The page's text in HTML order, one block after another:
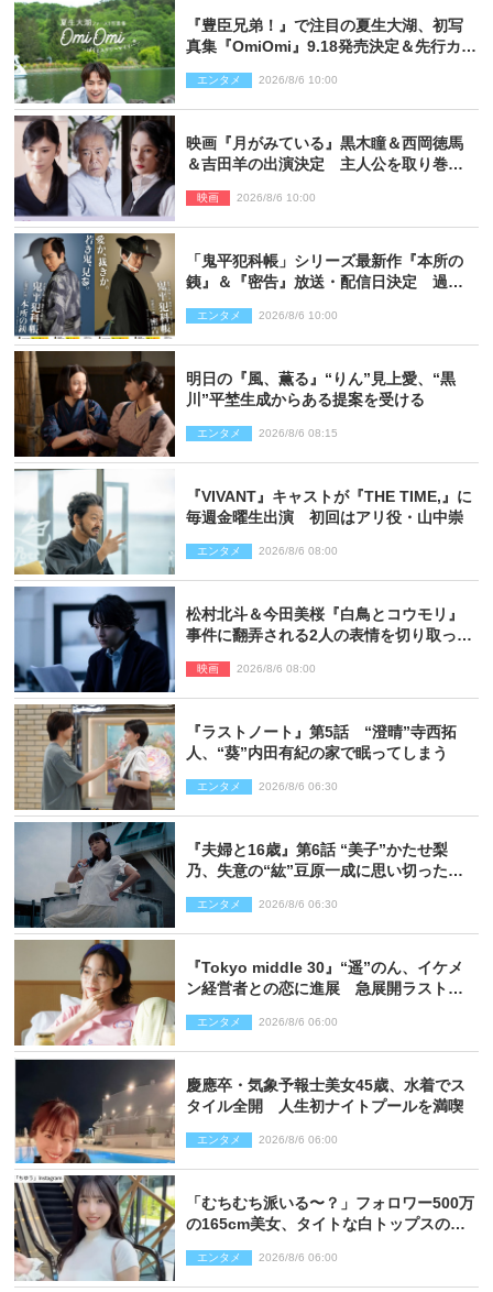
『豊臣兄弟！』で注目の夏生大湖、初写
真集『OmiOmi』9.18発売決定＆先行カッ
エンタメ 2026/8/6 10:00
映画『月がみている』黒木瞳＆西岡徳馬
＆吉田羊の出演決定 主人公を取り巻く
映画 2026/8/6 10:00
「鬼平犯科帳」シリーズ最新作『本所の
銕』＆『密告』放送・配信日決定 過去
エンタメ 2026/8/6 10:00
明日の『風、薫る』“りん”見上愛、“黒
川”平埜生成からある提案を受ける
エンタメ 2026/8/6 08:15
『VIVANT』キャストが『THE TIME,』に
毎週金曜生出演 初回はアリ役・山中崇
エンタメ 2026/8/6 08:00
松村北斗＆今田美桜『白鳥とコウモリ』
事件に翻弄される2人の表情を切り取った
映画 2026/8/6 08:00
『ラストノート』第5話 “澄晴”寺西拓
人、“葵”内田有紀の家で眠ってしまう
エンタメ 2026/8/6 06:30
『夫婦と16歳』第6話 “美子”かたせ梨
乃、失意の“紘”豆原一成に思い切ったプ
エンタメ 2026/8/6 06:30
『Tokyo middle 30』“遥”のん、イケメ
ン経営者との恋に進展 急展開ラストに
エンタメ 2026/8/6 06:00
慶應卒・気象予報士美女45歳、水着でス
タイル全開 人生初ナイトプールを満喫
エンタメ 2026/8/6 06:00
「むちむち派いる〜？」フォロワー500万
の165cm美女、タイトな白トップスの抜
エンタメ 2026/8/6 06:00